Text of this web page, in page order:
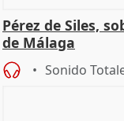
Pérez de Siles,
de Málaga
Sonido